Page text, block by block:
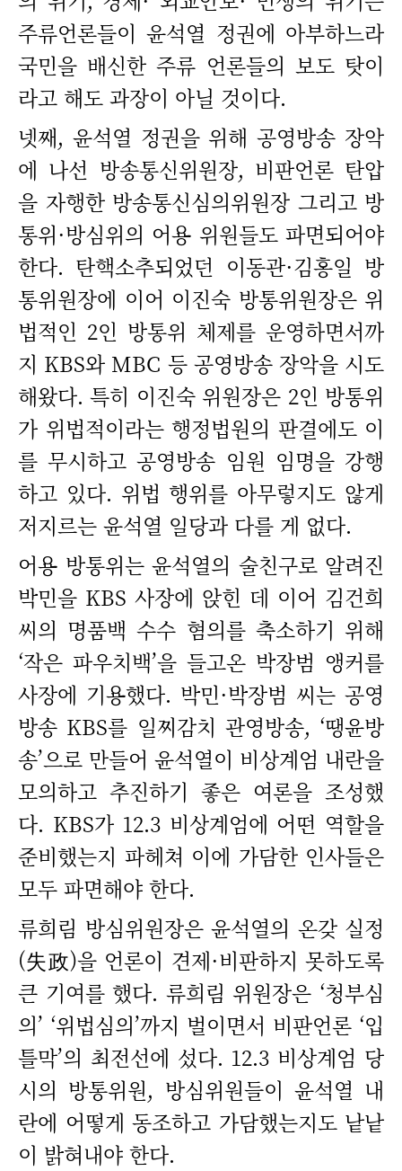
주류언론들이 윤석열 정권에 아부하느라
국민을 배신한 주류 언론들의 보도 탓이
라고 해도 과장이 아닐 것이다.
넷째, 윤석열 정권을 위해 공영방송 장악
에 나선 방송통신위원장, 비판언론 탄압
을 자행한 방송통신심의위원장 그리고 방
통위·방심위의 어용 위원들도 파면되어야
한다. 탄핵소추되었던 이동관·김홍일 방
통위원장에 이어 이진숙 방통위원장은 위
법적인 2인 방통위 체제를 운영하면서까
지 KBS와 MBC 등 공영방송 장악을 시도
해왔다. 특히 이진숙 위원장은 2인 방통위
가 위법적이라는 행정법원의 판결에도 이
를 무시하고 공영방송 임원 임명을 강행
하고 있다. 위법 행위를 아무렇지도 않게
저지르는 윤석열 일당과 다를 게 없다.
어용 방통위는 윤석열의 술친구로 알려진
박민을 KBS 사장에 앉힌 데 이어 김건희
씨의 명품백 수수 혐의를 축소하기 위해
‘작은 파우치백’을 들고온 박장범 앵커를
사장에 기용했다. 박민·박장범 씨는 공영
방송 KBS를 일찌감치 관영방송, ‘땡윤방
송’으로 만들어 윤석열이 비상계엄 내란을
모의하고 추진하기 좋은 여론을 조성했
다. KBS가 12.3 비상계엄에 어떤 역할을
준비했는지 파헤쳐 이에 가담한 인사들은
모두 파면해야 한다.
류희림 방심위원장은 윤석열의 온갖 실정
(失政)을 언론이 견제·비판하지 못하도록
큰 기여를 했다. 류희림 위원장은 ‘청부심
의’ ‘위법심의’까지 벌이면서 비판언론 ‘입
틀막’의 최전선에 섰다. 12.3 비상계엄 당
시의 방통위원, 방심위원들이 윤석열 내
란에 어떻게 동조하고 가담했는지도 낱낱
이 밝혀내야 한다.